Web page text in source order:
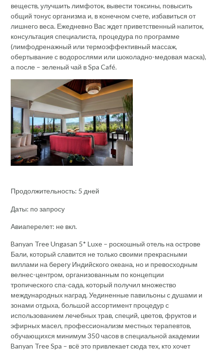
веществ, улучшить лимфоток, вывести токсины, повысить
общий тонус организма и, в конечном счете, избавиться от
лишнего веса. Ежедневно Вас ждет приветственный напиток,
консультация специалиста, процедура по программе
(лимфодренажный или термоэффективный массаж,
обертывание с водорослями или шоколадно-медовая маска),
а после – зеленый чай в Spa Café.
Продолжительность: 5 дней
Даты: по запросу
Авиаперелет: не вкл.
Banyan Tree Ungasan 5* Luxe – роскошный отель на острове
Бали, который славится не только своими прекрасными
виллами на берегу Индийского океана, но и превосходным
велнес-центром, организованным по концепции
тропического спа-сада, который получил множество
международных наград. Уединенные павильоны с душами и
зонами отдыха, большой ассортимент процедур с
использованием лечебных трав, специй, цветов, фруктов и
эфирных масел, профессионализм местных терапевтов,
обучающихся минимум 350 часов в специальной академии
Banyan Tree Spa – всё это привлекает сюда тех, кто хочет